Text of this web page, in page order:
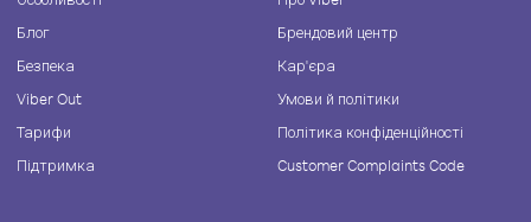
Блог
Безпека
Viber Out
Тарифи
Підтримка
Брендовий центр
Кар'єра
Умови й політики
Політика конфіденційності
Customer Complaints Code